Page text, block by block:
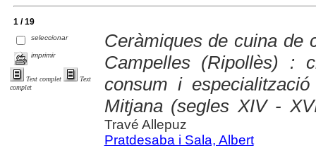
1 / 19
seleccionar
imprimir
Text complet
Text
complet
Ceràmiques de cuina de
Campelles (Ripollès) :
consum i
Mitjana (segles XIV -
Travé Allepuz
Pratdesaba i Sala, Albert